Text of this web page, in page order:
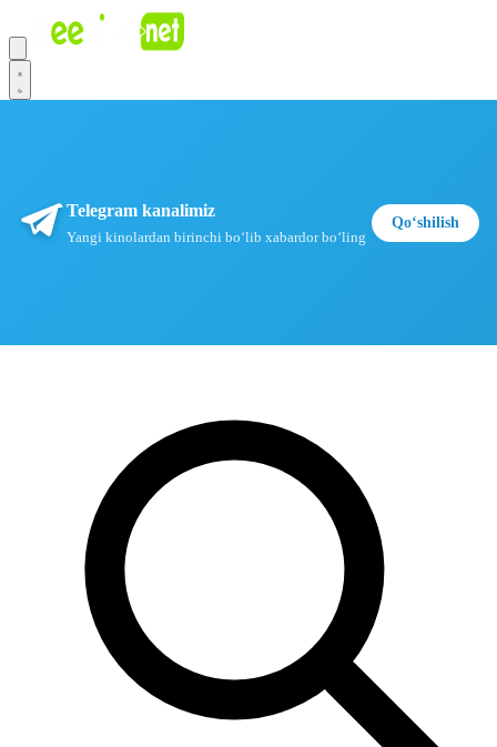
Telegram kanalimiz
Yangi kinolardan birinchi boʻlib xabardor boʻling
Qoʻshilish